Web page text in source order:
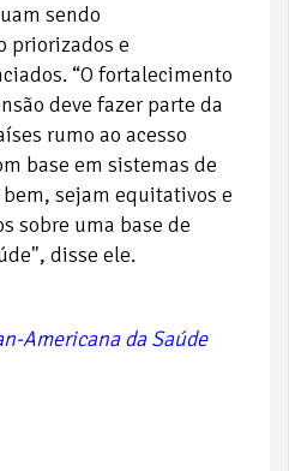
sendo
priorizados e
“O fortalecimento
deve fazer parte da
rumo ao acesso
base em sistemas de
sejam equitativos e
sobre uma base de
disse ele.
Americana da Saúde